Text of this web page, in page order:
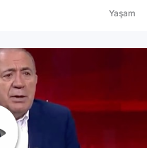
Yaşam